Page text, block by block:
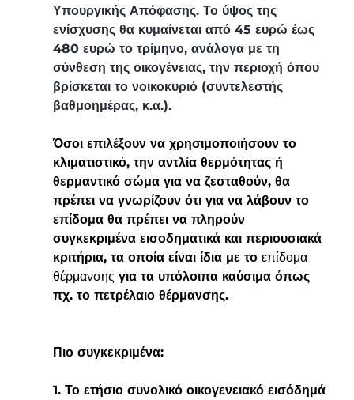
Υπουργικής Απόφασης. Το ύψος της
ενίσχυσης θα κυμαίνεται από 45 ευρώ έως
480 ευρώ το τρίμηνο, ανάλογα με τη
σύνθεση της οικογένειας, την περιοχή όπου
βρίσκεται το νοικοκυριό (συντελεστής
βαθμοημέρας, κ.α.).
Όσοι επιλέξουν να χρησιμοποιήσουν το
κλιματιστικό, την αντλία θερμότητας ή
θερμαντικό σώμα για να ζεσταθούν, θα
πρέπει να γνωρίζουν ότι για να λάβουν το
επίδομα θα πρέπει να πληρούν
συγκεκριμένα εισοδηματικά και περιουσιακά
κριτήρια, τα οποία είναι ίδια με το επίδομα
θέρμανσης για τα υπόλοιπα καύσιμα όπως
πχ. το πετρέλαιο θέρμανσης.
Πιο συγκεκριμένα:
1. Το ετήσιο συνολικό οικογενειακό εισόδημά